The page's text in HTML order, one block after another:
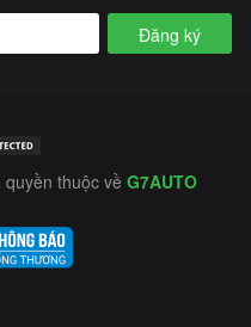
Đăng ký
thuộc về G7AUTO